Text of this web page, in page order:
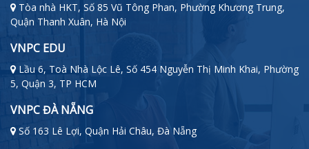
Tòa nhà HKT, Số 85 Vũ Tông Phan, Phường Khương Trung,
Quận Thanh Xuân, Hà Nội
VNPC EDU
Lầu 6, Toà Nhà Lộc Lê, Số 454 Nguyễn Thị Minh Khai, Phường
5, Quận 3, TP HCM
VNPC ĐÀ NẴNG
Số 163 Lê Lợi, Quận Hải Châu, Đà Nẵng